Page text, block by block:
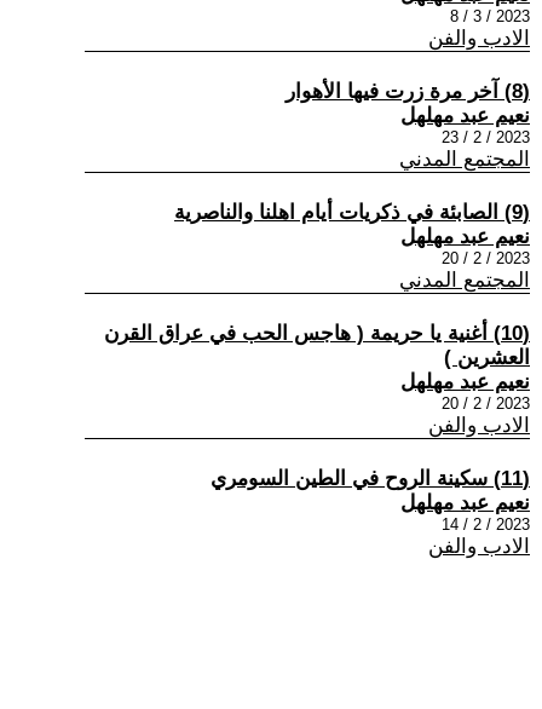
2023 / 3 / 8
الادب والفن
(8) آخر مرة زرت فيها الأهوار
نعيم عبد مهلهل
2023 / 2 / 23
المجتمع المدني
(9) الصابئة في ذكريات أيام اهلنا والناصرية
نعيم عبد مهلهل
2023 / 2 / 20
المجتمع المدني
(10) أغنية يا حريمة ( هاجس الحب في عراق القرن
العشرين )
نعيم عبد مهلهل
2023 / 2 / 20
الادب والفن
(11) سكينة الروح في الطين السومري
نعيم عبد مهلهل
2023 / 2 / 14
الادب والفن